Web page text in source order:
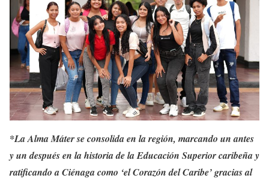
*La Alma Máter se consolida en la región, marcando un antes
y un después en la historia de la Educación Superior caribeña y
ratificando a Ciénaga como ‘el Corazón del Caribe’ gracias al